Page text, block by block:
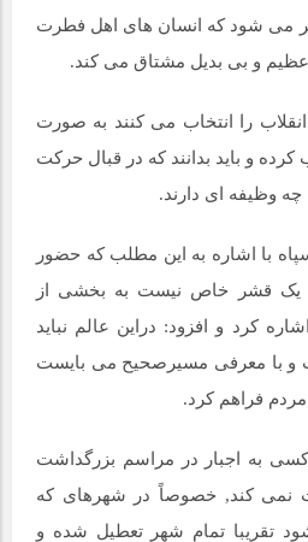
می شود که انسان های اهل فطرت
و بی بدیل مشتاق می کند.
را انتخاب می کنند به صورت
کرده و باید بدانند که در قبال حرکت
چه وظیفه ای دارند.
با اشاره به این مطلب که حضور
یک قشر خاص نیست به بخشی از
کرد و افزود: دراین عالم نباید
با معرفی مسیرصحیح می بایست
فراهم کرد.
به اجبار در مراسم بزرگداشت
نمی کند, خصوصاً در شهرهای که
تقریبا تمام شهر تعطیل شده و